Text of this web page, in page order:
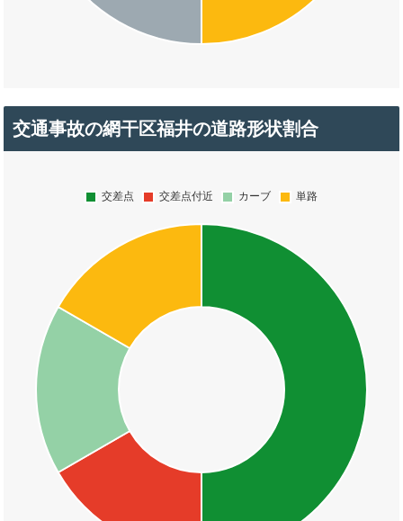
交通事故の網干区福井の道路形状割合